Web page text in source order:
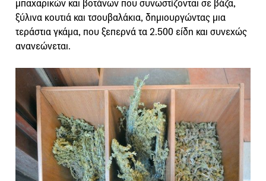
μπαχαρικών και βοτάνων που συνωστίζονται σε βάζα,
ξύλινα κουτιά και τσουβαλάκια, δημιουργώντας μια
τεράστια γκάμα, που ξεπερνά τα 2.500 είδη και συνεχώς
ανανεώνεται.